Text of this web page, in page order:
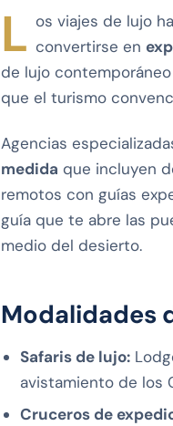
L os viajes de lujo
convertirse en
de lujo
que el turismo
Agencias
medida que incluyen
remotos con guías
guía que te abre las
medio del desierto.
Modalidades
Safaris de lujo:
avistamiento de los
Cruceros de